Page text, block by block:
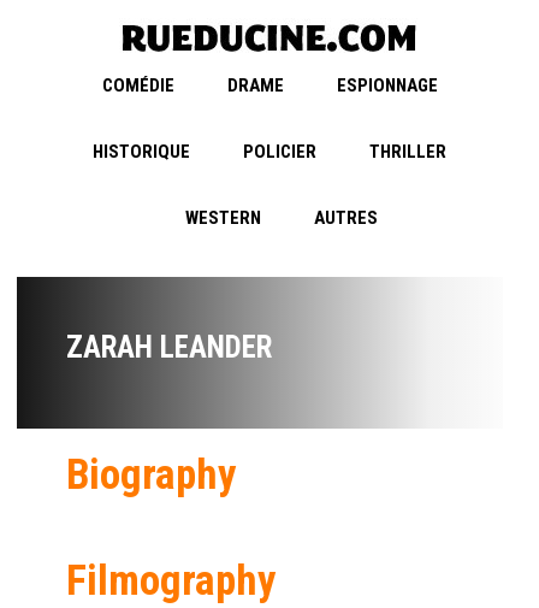
COMÉDIE DRAME ESPIONNAGE
HISTORIQUE POLICIER THRILLER
WESTERN AUTRES
ZARAH LEANDER
Biography
Filmography